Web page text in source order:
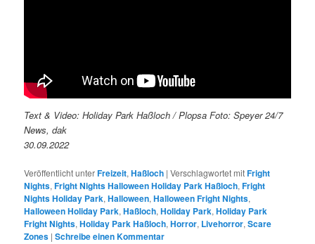
Text & Video: Holiday Park Haßloch / Plopsa Foto: Speyer 24/7
News, dak
30.09.2022
Veröffentlicht unterFreizeit,Haßloch |Verschlagwortet mitFright
Nights,Fright Nights Halloween Holiday Park Haßloch,Fright
Nights Holiday Park,Halloween,Halloween Fright Nights,
Halloween Holiday Park,Haßloch,Holiday Park,Holiday Park
Fright Nights,Holiday Park Haßloch,Horror, Livehorror,Scare
Zones |Schreibe einen Kommentar